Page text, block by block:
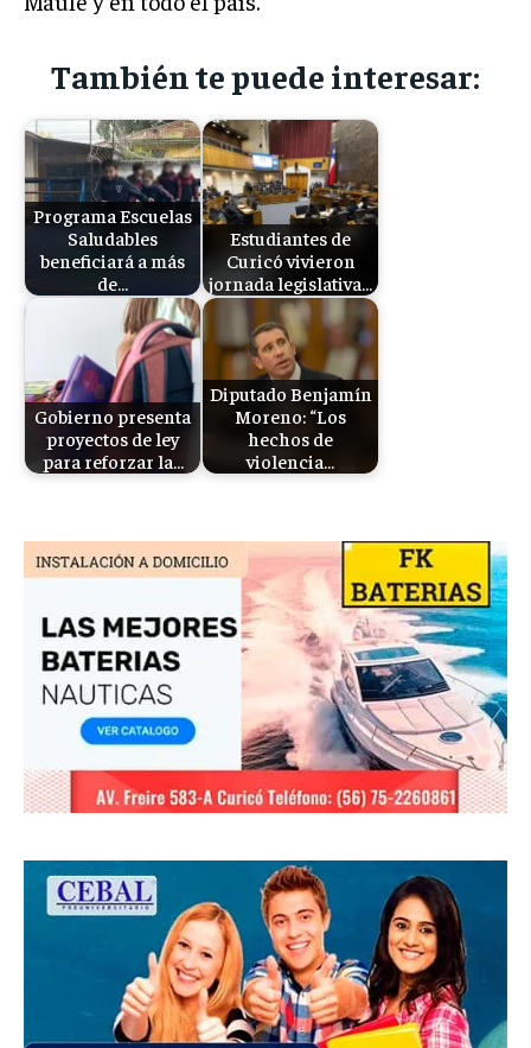
También te puede interesar:
Programa Escuelas
Saludables
beneficiará a más
de…
Estudiantes de
Curicó vivieron
jornada legislativa…
Gobierno presenta
proyectos de ley
para reforzar la…
Diputado Benjamín
Moreno: “Los
hechos de
violencia…